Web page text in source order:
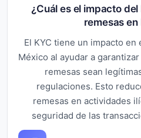
¿Cuál es el impacto
remesas
El KYC tiene un impacto
México al ayudar a
remesas sean
regulaciones. Esto
remesas en actividades
seguridad de las